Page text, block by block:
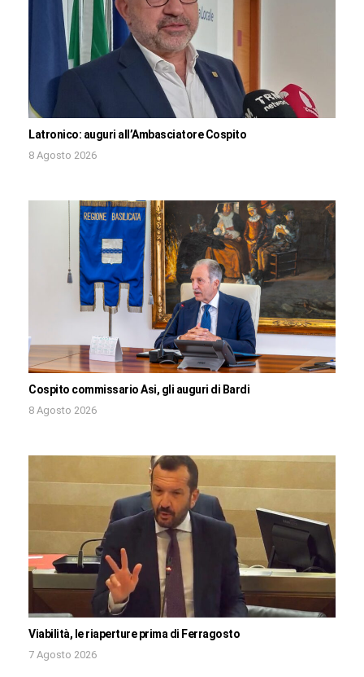
Latronico: auguri all’Ambasciatore Cospito
8 Agosto 2026
Cospito commissario Asi, gli auguri di Bardi
8 Agosto 2026
Viabilità, le riaperture prima di Ferragosto
7 Agosto 2026